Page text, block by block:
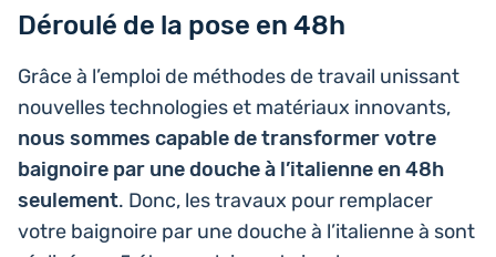
Déroulé de la pose en 48h
Grâce à l’em­ploi de méthodes de travail unis­sant
nou­velles tech­no­lo­gies et maté­riaux inno­vants,
nous sommes capable de trans­for­mer votre
bai­gnoire par une douche à l’i­ta­lienne en 48h
seule­ment. Donc, les travaux pour rem­pla­cer
votre bai­gnoire par une douche à l’i­ta­lienne à sont